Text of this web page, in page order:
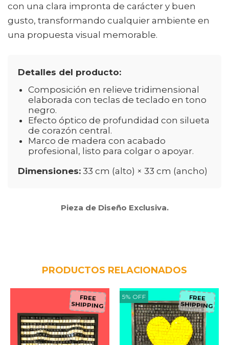
con una clara impronta de carácter y buen
gusto, transformando cualquier ambiente en
una propuesta visual memorable.
Detalles del producto:
Composición en relieve tridimensional
elaborada con teclas de teclado en tono
negro.
Efecto óptico de profundidad con silueta
de corazón central.
Marco de madera con acabado
profesional, listo para colgar o apoyar.
Dimensiones: 33 cm (alto) × 33 cm (ancho)
Pieza de Diseño Exclusiva.
PRODUCTOS RELACIONADOS
FREE
SHIPPING
5% OFF FREE
SHIPPING